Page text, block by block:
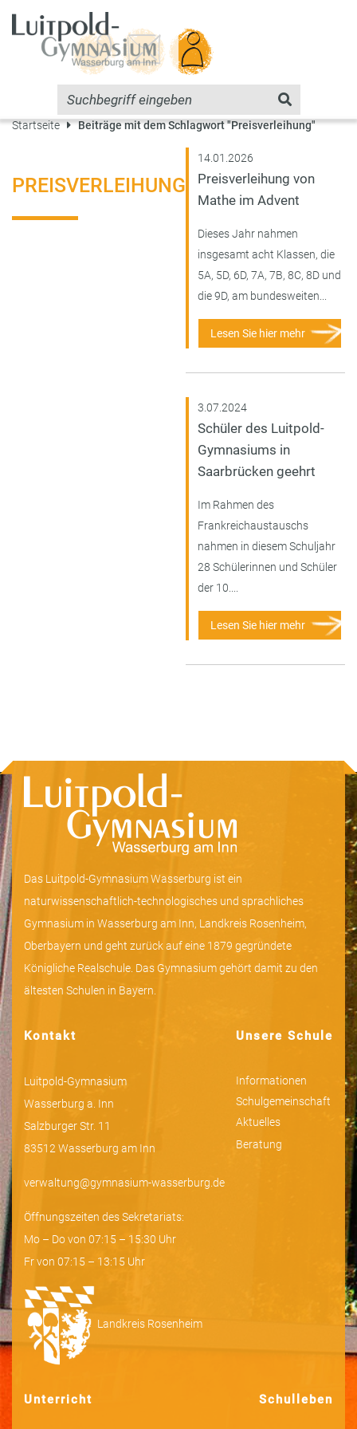
Startseite Beiträge mit dem Schlagwort "Preisverleihung"
PREISVERLEIHUNG
14.01.2026
Preisverleihung von
Mathe im Advent
Dieses Jahr nahmen
insgesamt acht Klassen, die
5A, 5D, 6D, 7A, 7B, 8C, 8D und
die 9D, am bundesweiten...
Lesen Sie hier mehr
3.07.2024
Schüler des Luitpold-
Gymnasiums in
Saarbrücken geehrt
Im Rahmen des
Frankreichaustauschs
nahmen in diesem Schuljahr
28 Schülerinnen und Schüler
der 10....
Lesen Sie hier mehr
Das Luitpold-Gymnasium Wasserburg ist ein
naturwissenschaftlich-technologisches und sprachliches
Gymnasium in Wasserburg am Inn, Landkreis Rosenheim,
Oberbayern und geht zurück auf eine 1879 gegründete
Königliche Realschule. Das Gymnasium gehört damit zu den
ältesten Schulen in Bayern.
Kontakt
Luitpold-Gymnasium
Wasserburg a. Inn
Salzburger Str. 11
83512 Wasserburg am Inn
verwaltung@gymnasium-wasserburg.de
Öffnungszeiten des Sekretariats:
Mo – Do von 07:15 – 15:30 Uhr
Fr von 07:15 – 13:15 Uhr
Landkreis Rosenheim
Unsere Schule
Informationen
Schulgemeinschaft
Aktuelles
Beratung
Unterricht Schulleben